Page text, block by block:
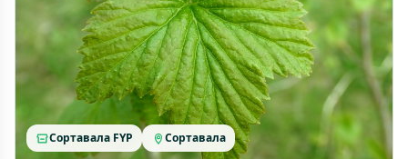
Сортавала FYP Сортавала